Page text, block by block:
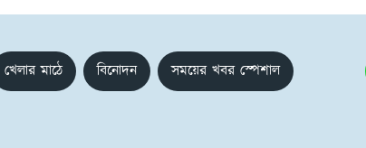
খেলার মাঠে বিনোদন সময়ের খবর স্পেশাল